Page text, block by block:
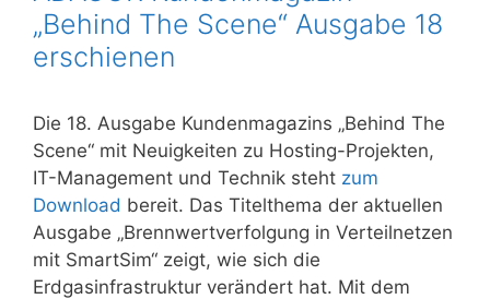
„Behind The Scene“ Ausgabe 18
erschienen
Die 18. Ausgabe Kundenmagazins „Behind The
Scene“ mit Neuigkeiten zu Hosting-Projekten,
IT-Management und Technik steht zum
Download bereit. Das Titelthema der aktuellen
Ausgabe „Brennwertverfolgung in Verteilnetzen
mit SmartSim“ zeigt, wie sich die
Erdgasinfrastruktur verändert hat. Mit dem